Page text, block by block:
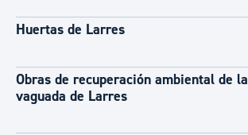
Huertas de Larres
Obras de recuperación ambiental de la
vaguada de Larres